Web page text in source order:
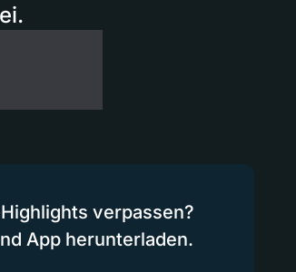
verpassen?
App herunterladen.